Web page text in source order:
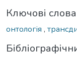
Ключові слова
онтологія ,